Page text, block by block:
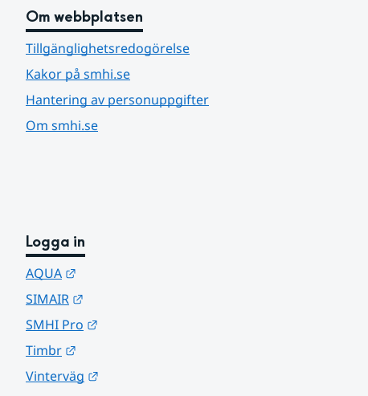
Om webbplatsen
Tillgänglighetsredogörelse
Kakor på smhi.se
Hantering av personuppgifter
Om smhi.se
Logga in
AQUA
SIMAIR
SMHI Pro
Timbr
Vinterväg